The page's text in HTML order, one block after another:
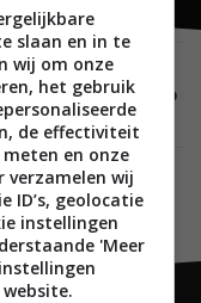
7 HD en Tab 8 HD
slaan en in te
wij om onze
het gebruik
de effectiviteit
en onze
verzamelen wij
ID’s, geolocatie
instellingen
'Meer